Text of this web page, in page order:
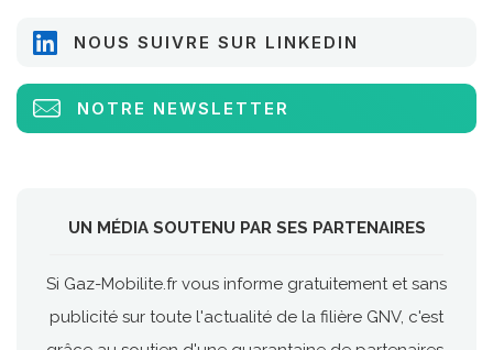
NOUS SUIVRE SUR LINKEDIN
NOTRE NEWSLETTER
UN MÉDIA SOUTENU PAR SES PARTENAIRES
Si Gaz-Mobilite.fr vous informe gratuitement et sans
publicité sur toute l'actualité de la filière GNV, c'est